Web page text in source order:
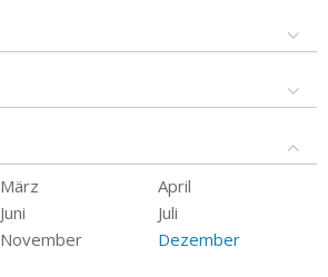
März
April
Juni
Juli
November Dezember